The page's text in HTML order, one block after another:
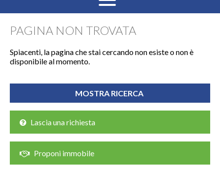
HOME
VENDITA RESIDENZIALE
VENDITA COMMERCIALE
AFFITTO COMMERCIALE
PAGINA NON TROVATA
Spiacenti, la pagina che stai cercando non esiste o non è
disponibile al momento.
Lascia una richiesta
Proponi immobile